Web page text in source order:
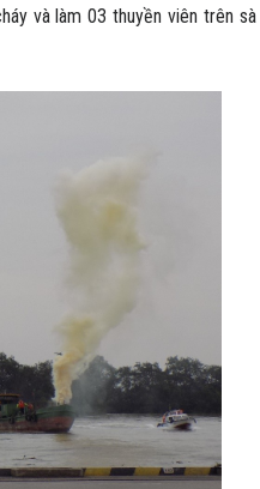
và làm 03 thuyền viên trên